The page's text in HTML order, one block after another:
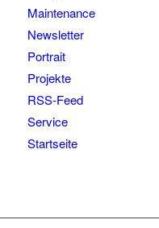
Maintenance
Newsletter
Portrait
Projekte
RSS-Feed
Service
Startseite